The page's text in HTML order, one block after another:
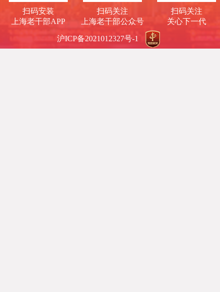
扫码安装
上海老干部APP
扫码关注
上海老干部公众号
扫码关注
关心下一代
沪ICP备2021012327号-1